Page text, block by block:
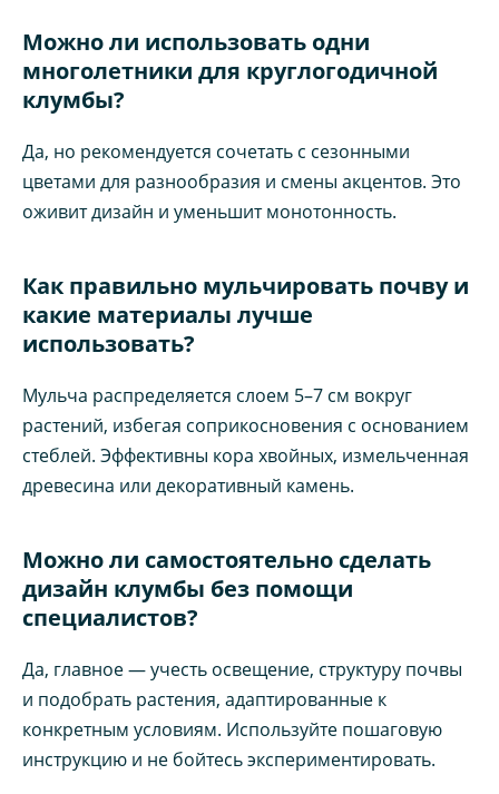
Можно ли использовать одни
многолетники для круглогодичной
клумбы?
Да, но рекомендуется сочетать с сезонными
цветами для разнообразия и смены акцентов. Это
оживит дизайн и уменьшит монотонность.
Как правильно мульчировать почву и
какие материалы лучше
использовать?
Мульча распределяется слоем 5–7 см вокруг
растений, избегая соприкосновения с основанием
стеблей. Эффективны кора хвойных, измельченная
древесина или декоративный камень.
Можно ли самостоятельно сделать
дизайн клумбы без помощи
специалистов?
Да, главное — учесть освещение, структуру почвы
и подобрать растения, адаптированные к
конкретным условиям. Используйте пошаговую
инструкцию и не бойтесь экспериментировать.